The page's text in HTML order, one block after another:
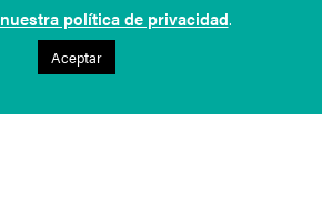
nuestra política de privacidad.
Aceptar